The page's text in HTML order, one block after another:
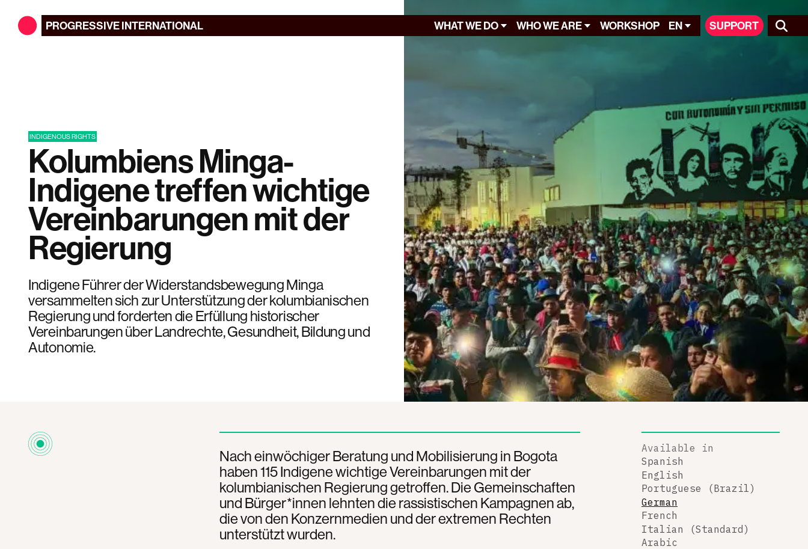
PROGRESSIVEINTERNATIONAL WHAT WE DO WHO WE ARE WORKSHOP EN SUPPORT
INDIGENOUS RIGHTS
Kolumbiens Minga-
Indigene treffen wichtige
Vereinbarungen mit der
Regierung
Indigene Führer der Widerstandsbewegung Minga
versammelten sich zur Unterstützung der kolumbianischen
Regierung und forderten die Erfüllung historischer
Vereinbarungen über Landrechte, Gesundheit, Bildung und
Autonomie.
Nach einwöchiger Beratung und Mobilisierung in Bogota
haben 115 Indigene wichtige Vereinbarungen mit der
kolumbianischen Regierung getroffen. Die Gemeinschaften
und Bürger*innen lehnten die rassistischen Kampagnen ab,
die von den Konzernmedien und der extremen Rechten
unterstützt wurden.
Available in
Spanish
English
Portuguese (Brazil)
German
French
Italian (Standard)
Arabic